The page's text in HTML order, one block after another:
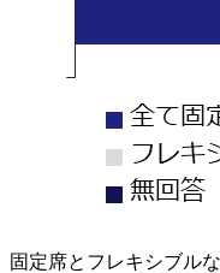
固定席とフレキシブル